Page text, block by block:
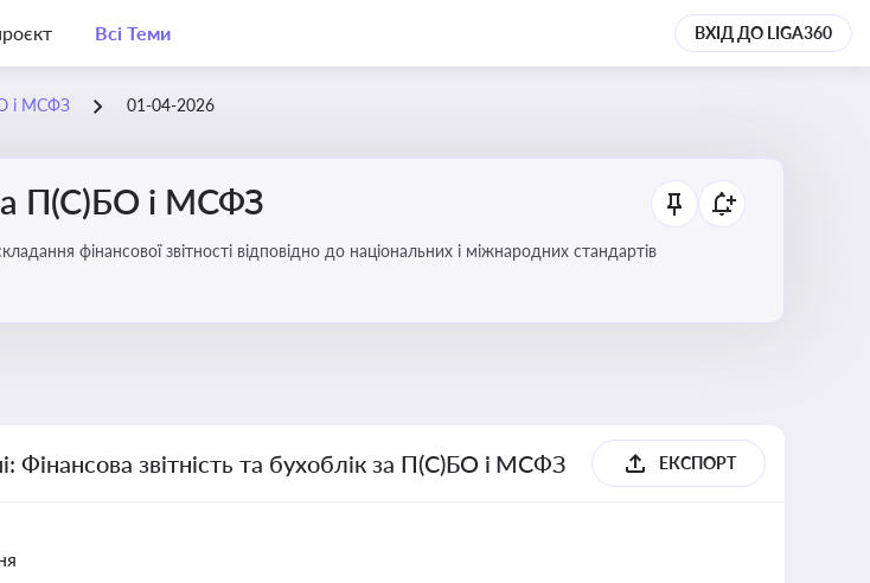
Всі Теми ВХІД ДО LIGA360
і МСФЗ 01-04-2026
за П(С)БО і МСФЗ
фінансової звітності відповідно до національних і міжнародних стандартів
Фінансова звітність та бухоблік за П(С)БО і МСФЗ ЕКСПОРТ